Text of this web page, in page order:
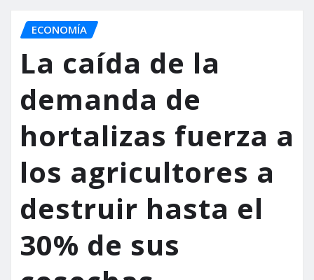
ECONOMÍA
La caída de la
demanda de
hortalizas fuerza a
los agricultores a
destruir hasta el
30% de sus